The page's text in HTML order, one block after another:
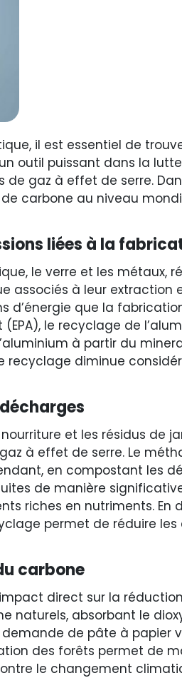
il est essentiel de
outil puissant dans la
gaz à effet de serre.
carbone au niveau
liées à la
le verre et les métaux,
associés à leur extraction
que la
le recyclage de
à partir du
recyclage diminue
et les résidus de
à effet de serre. Le
en compostant les
de manière
riches en nutriments. En
permet de réduire
carbone
direct sur la
naturels, absorbant le
de pâte à
des forêts permet de
le changement